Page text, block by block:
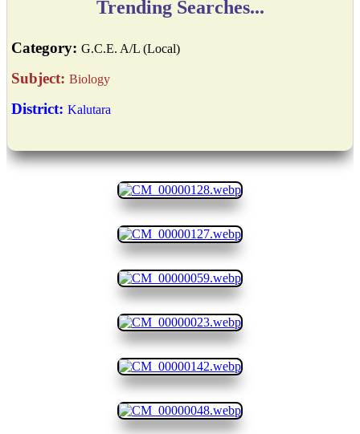
Trending Searches...
Category: G.C.E. A/L (Local)
Subject: Biology
District: Kalutara